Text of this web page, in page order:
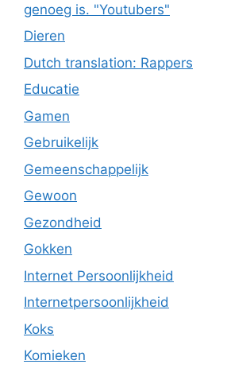
genoeg is. "Youtubers"
Dieren
Dutch translation: Rappers
Educatie
Gamen
Gebruikelijk
Gemeenschappelijk
Gewoon
Gezondheid
Gokken
Internet Persoonlijkheid
Internetpersoonlijkheid
Koks
Komieken